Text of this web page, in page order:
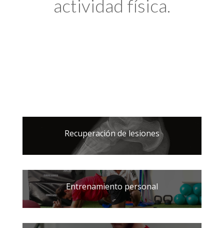
actividad física.
Recuperación de lesiones
Entrenamiento personal